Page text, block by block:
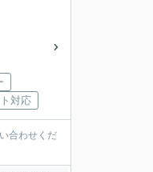
対応
合わせくだ